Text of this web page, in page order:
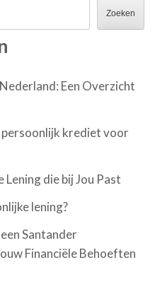
Zoeken
Een Overzicht
krediet voor
die bij Jou Past
lening?
Santander
Financiële Behoeften